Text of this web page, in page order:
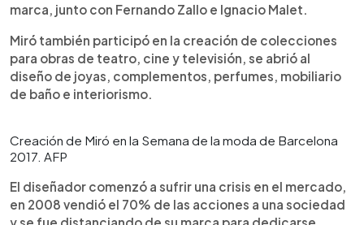
marca, junto con Fernando Zallo e Ignacio Malet.
Miró también participó en la creación de colecciones
para obras de teatro, cine y televisión, se abrió al
diseño de joyas, complementos, perfumes, mobiliario
de baño e interiorismo.
Creación de Miró en la Semana de la moda de Barcelona
2017. AFP
El diseñador comenzó a sufrir una crisis en el mercado,
en 2008 vendió el 70% de las acciones a una sociedad